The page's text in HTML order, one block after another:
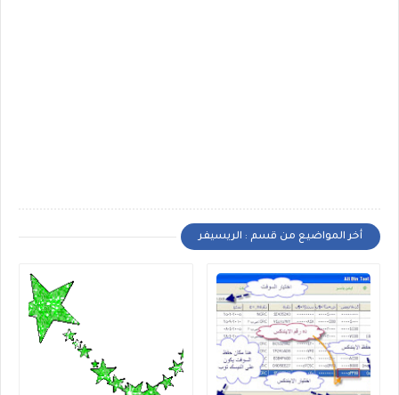
أخر المواضيع من قسم : الريسيفر